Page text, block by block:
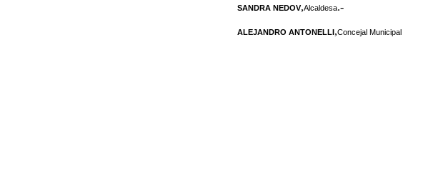
SANDRA NEDOV,Alcaldesa.-
ALEJANDRO ANTONELLI,Concejal Municipal